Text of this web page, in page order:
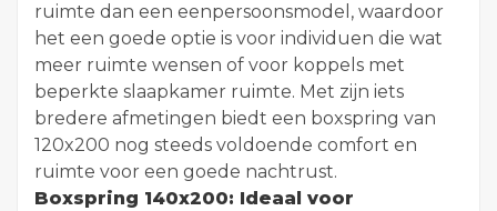
ruimte dan een eenpersoonsmodel, waardoor
het een goede optie is voor individuen die wat
meer ruimte wensen of voor koppels met
beperkte slaapkamer ruimte. Met zijn iets
bredere afmetingen biedt een boxspring van
120x200 nog steeds voldoende comfort en
ruimte voor een goede nachtrust.
Boxspring 140x200: Ideaal voor